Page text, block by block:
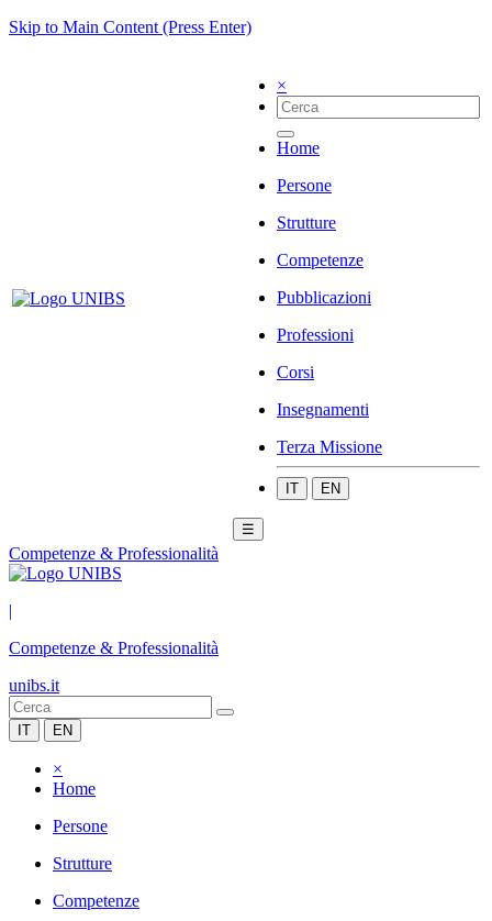
Skip to Main Content (Press Enter)
×
Home
Persone
Strutture
Competenze
Pubblicazioni
Professioni
Corsi
Insegnamenti
Terza Missione
IT EN
☰
Competenze & Professionalità
|
Competenze & Professionalità
unibs.it
IT EN
×
Home
Persone
Strutture
Competenze